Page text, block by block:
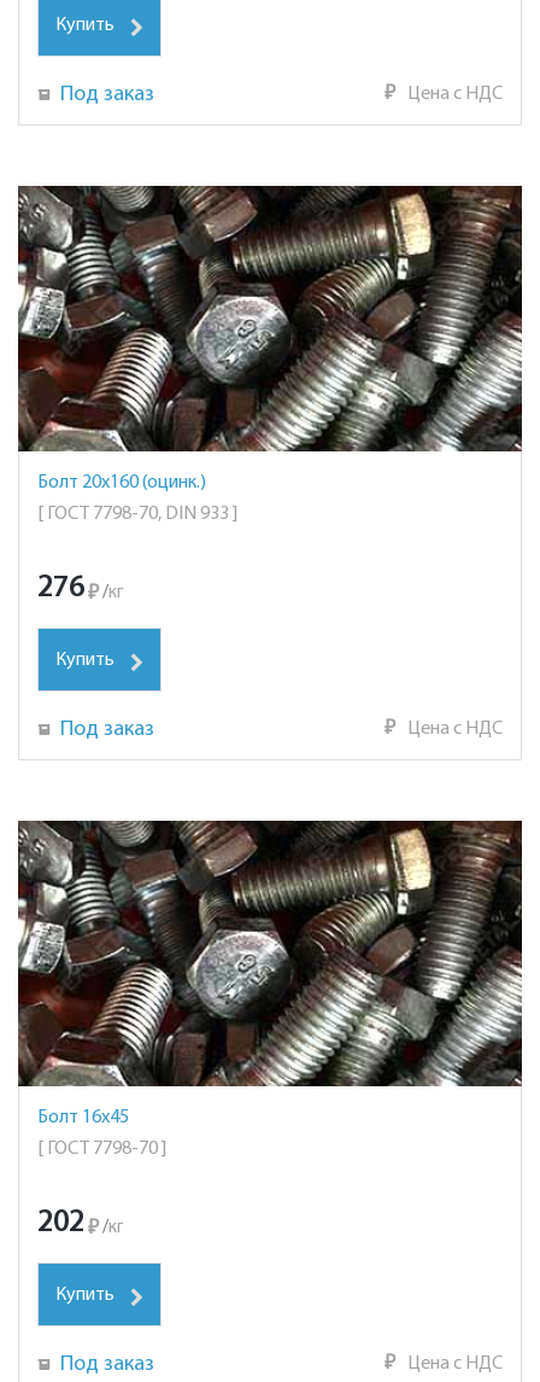
Купить
Под заказ ₽ Цена с НДС
Болт 20х160 (оцинк.)
[ ГОСТ 7798-70, DIN 933 ]
276₽ /кг
Купить
Под заказ ₽ Цена с НДС
Болт 16х45
[ ГОСТ 7798-70 ]
202 ₽ /кг
Купить
Под заказ ₽ Цена с НДС